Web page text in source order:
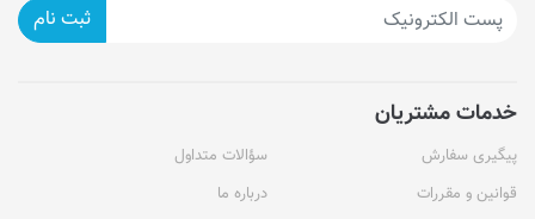
ثبت نام
خدمات مشتریان
پیگیری سفارش
سؤالات متداول
قوانین و مقررات
درباره ما